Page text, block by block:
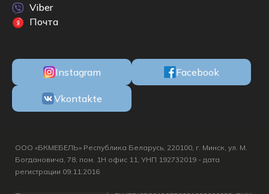
Viber
Почта
Instagram Facebook
Vkontakte
ООО «БКМЕБЕЛЬ» Республика Беларусь, 220100, г. Минск, ул. М.
Богдановича, 78, пом. 1Н офис 11, УНП 192732019 - дата
регистрации 09.11.2016